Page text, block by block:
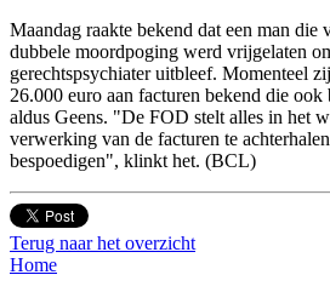
Maandag raakte bekend dat een man die
dubbele moordpoging werd vrijgelaten
gerechtspsychiater uitbleef. Momenteel
26.000 euro aan facturen bekend die
aldus Geens. "De FOD stelt alles in het
verwerking van de facturen te
bespoedigen", klinkt het. (BCL)
Terug naar het overzicht
Home